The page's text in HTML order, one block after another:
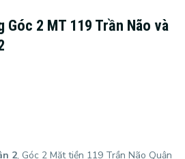
Góc 2 MT 119 Trần Não và
2, Góc 2 Mặt tiền 119 Trần Não Quận